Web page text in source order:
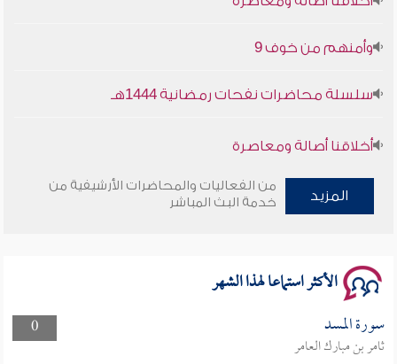
وأمنهم من خوف 9
أخلاقنا أصالة ومعاصرة
وأمنهم من خوف 9
المزيد
من الفعاليات والمحاضرات الأرشيفية من
خدمة البث المباشر
الأكثر استماعا لهذا الشهر
0 سورة المسد
ثامر بن مبارك العامر